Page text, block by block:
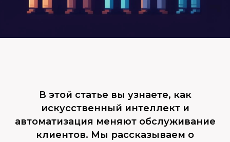
В этой статье вы узнаете, как
искусственный интеллект и
автоматизация меняют обслуживание
клиентов. Мы рассказываем о